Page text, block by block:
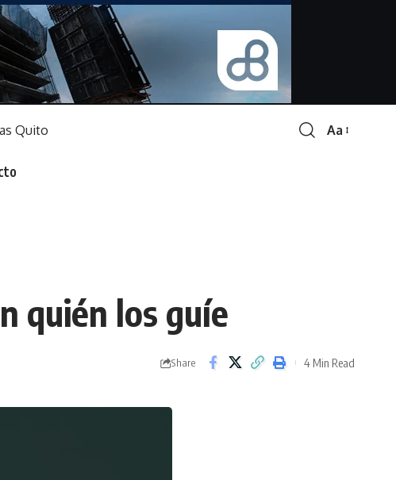
Font
Aa
quién los guíe
Share 4 Min Read